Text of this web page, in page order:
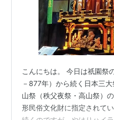
こんにちは。 今日は祇園祭
－877年）から続く日本三
山祭（秩父夜祭・高山祭）
形民俗文化財に指定されて